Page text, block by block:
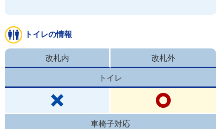
トイレの情報
改札内 改札外
トイレ
車椅子対応